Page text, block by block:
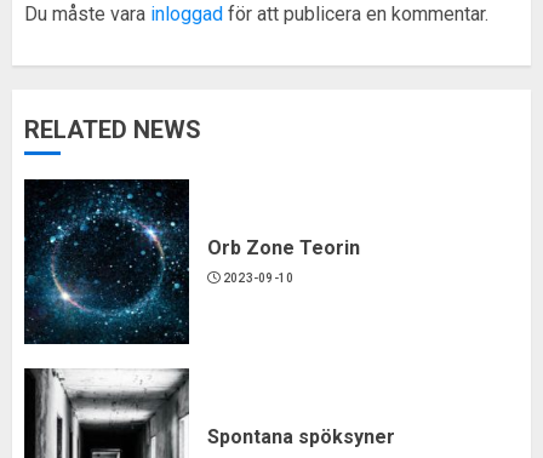
Du måste vara inloggad för att publicera en kommentar.
RELATED NEWS
Orb Zone Teorin
2023-09-10
Spontana spöksyner